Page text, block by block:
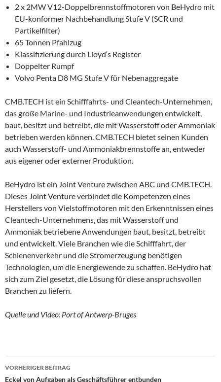
2 x 2MW V12-Doppelbrennstoffmotoren von BeHydro mit
EU-konformer Nachbehandlung Stufe V (SCR und
Partikelfilter)
65 Tonnen Pfahlzug
Klassifizierung durch Lloyd‘s Register
Doppelter Rumpf
Volvo Penta D8 MG Stufe V für Nebenaggregate
CMB.TECH ist ein Schifffahrts- und Cleantech-Unternehmen,
das große Marine- und Industrieanwendungen entwickelt,
baut, besitzt und betreibt, die mit Wasserstoff oder Ammoniak
betrieben werden können. CMB.TECH bietet seinen Kunden
auch Wasserstoff- und Ammoniakbrennstoffe an, entweder
aus eigener oder externer Produktion.
BeHydro ist ein Joint Venture zwischen ABC und CMB.TECH.
Dieses Joint Venture verbindet die Kompetenzen eines
Herstellers von Vielstoffmotoren mit den Erkenntnissen eines
Cleantech-Unternehmens, das mit Wasserstoff und
Ammoniak betriebene Anwendungen baut, besitzt, betreibt
und entwickelt. Viele Branchen wie die Schifffahrt, der
Schienenverkehr und die Stromerzeugung benötigen
Technologien, um die Energiewende zu schaffen. BeHydro hat
sich zum Ziel gesetzt, die Lösung für diese anspruchsvollen
Branchen zu liefern.
Quelle und Video: Port of Antwerp-Bruges
VORHERIGER BEITRAG
Eckel von Aufgaben als Geschäftsführer entbunden